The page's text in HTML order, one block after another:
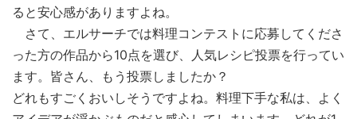
ると安心感がありますよね。
さて、エルサーチでは料理コンテストに応募してくださ
った方の作品から10点を選び、人気レシピ投票を行ってい
ます。皆さん、もう投票しましたか？
どれもすごくおいしそうですよね。料理下手な私は、よく